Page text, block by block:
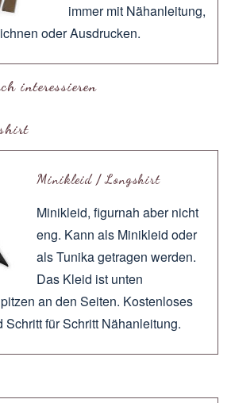
immer mit Nähanleitung,
oderAusdrucken.
interessieren
Minikleid / Longshirt
Minikleid, figurnah aber nicht
eng. Kann als Minikleid oder
als Tunika getragen werden.
Das Kleid ist unten
an den Seiten. Kostenloses
Schritt für Schritt Nähanleitung.